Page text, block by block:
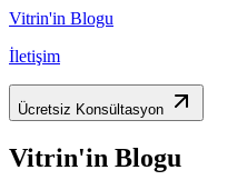
Vitrin'in Blogu
İletişim
Ücretsiz Konsültasyon
Vitrin'in Blogu